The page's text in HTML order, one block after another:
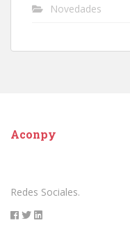
Novedades
Aconpy
Redes Sociales.